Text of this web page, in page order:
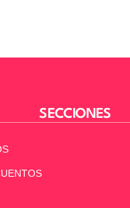
SECCIONES